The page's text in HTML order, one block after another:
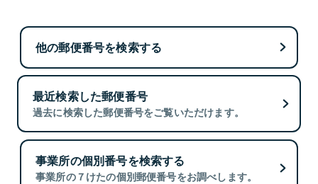
他の郵便番号を検索する
最近検索した郵便番号
過去に検索した郵便番号をご覧いただけます。
事業所の個別番号を検索する
事業所の７けたの個別郵便番号をお調べします。